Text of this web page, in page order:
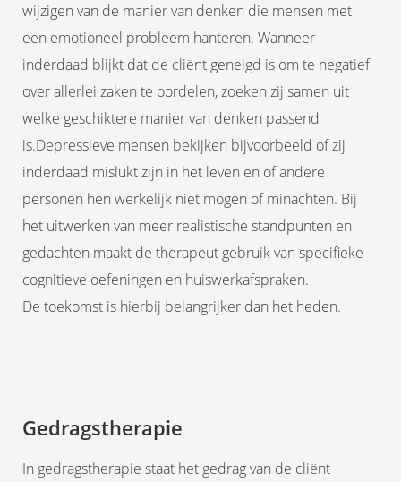
wijzigen van de manier van denken die mensen met
een emotioneel probleem hanteren. Wanneer
inderdaad blijkt dat de cliënt geneigd is om te negatief
over allerlei zaken te oordelen, zoeken zij samen uit
welke geschiktere manier van denken passend
is.Depressieve mensen bekijken bijvoorbeeld of zij
inderdaad mislukt zijn in het leven en of andere
personen hen werkelijk niet mogen of minachten. Bij
het uitwerken van meer realistische standpunten en
gedachten maakt de therapeut gebruik van specifieke
cognitieve oefeningen en huiswerkafspraken.
De toekomst is hierbij belangrijker dan het heden.
Gedragstherapie
In gedragstherapie staat het gedrag van de cliënt